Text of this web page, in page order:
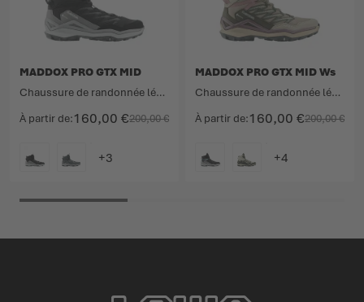
À partir de 160,00 €200,00 €
MADDOX PRO GTX MID
Chaussure de randonnée légère technique avec tige à coupe moyenne.
À partir de 160,00 €200,00 €
MADDOX PRO GTX MID Ws
Chaussure de randonnée légère technique avec tige à coupe moyenne.